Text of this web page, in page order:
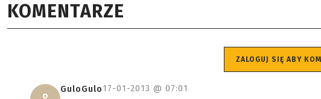
KOMENTARZE
ZALOGUJ SIĘ ABY
GuloGulo17-01-2013 @ 07:01